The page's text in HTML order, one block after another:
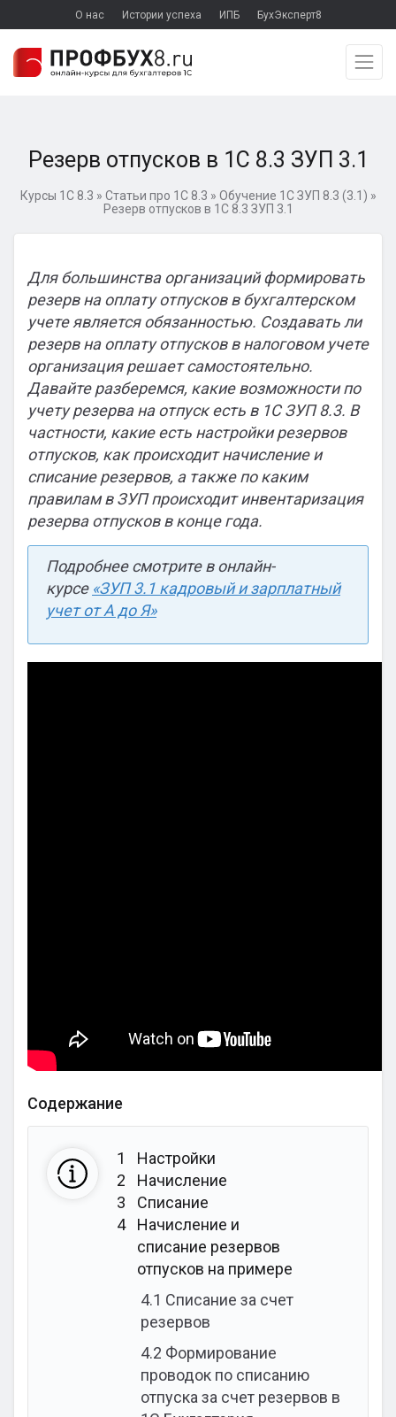
О нас Истории успеха ИПБ БухЭксперт8
Резерв отпусков в 1С 8.3 ЗУП 3.1
Курсы 1С 8.3 » Статьи про 1С 8.3 » Обучение 1С ЗУП 8.3 (3.1) »
Резерв отпусков в 1С 8.3 ЗУП 3.1
Для большинства организаций формировать
резерв на оплату отпусков в бухгалтерском
учете является обязанностью. Создавать ли
резерв на оплату отпусков в налоговом учете
организация решает самостоятельно.
Давайте разберемся, какие возможности по
учету резерва на отпуск есть в 1С ЗУП 8.3. В
частности, какие есть настройки резервов
отпусков, как происходит начисление и
списание резервов, а также по каким
правилам в ЗУП происходит инвентаризация
резерва отпусков в конце года.
Подробнее смотрите в онлайн-
курсе «ЗУП 3.1 кадровый и зарплатный
учет от А до Я»
Содержание
1
Настройки
2
Начисление
3
Списание
4
Начисление и
списание резервов
отпусков на примере
4.1 Списание за счет
резервов
4.2 Формирование
проводок по списанию
отпуска за счет резервов в